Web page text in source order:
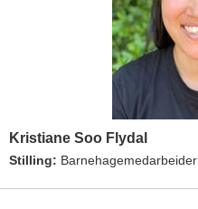
Kristiane Soo Flydal
Stilling: Barnehagemedarbeider